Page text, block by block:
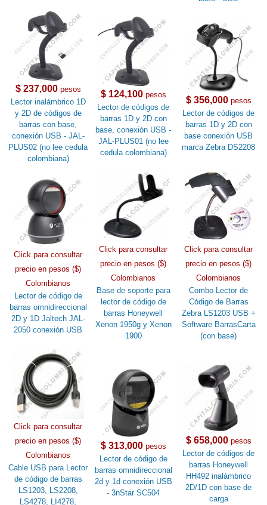
$ 237,000pesos
Lector inalámbrico 1D
y 2D de códigos de
barras con base,
conexión USB - JAL-
PLUS02 (no lee cedula
colombiana)
$ 124,100pesos
Lector de códigos de
barras 1D y 2D con
base, conexión USB -
JAL-PLUS01 (no lee
cedula colombiana)
$ 356,000pesos
Lector de códigos de
barras 1D y 2D con
base conexión USB
marca Zebra DS2208
Click para consultar
precio en pesos ($)
Colombianos
Lector de código de
barras omnidireccional
2D y 1D Jaltech JAL-
2050 conexión USB
Click para consultar
precio en pesos ($)
Colombianos
Base de soporte para
lector de código de
barras Honeywell
Xenon 1950g y Xenon
1900
Click para consultar
precio en pesos ($)
Colombianos
Combo Lector de
Código de Barras
Zebra LS1203 USB +
Software BarrasCarta
(con base)
Click para consultar
precio en pesos ($)
Colombianos
Cable USB para Lector
de código de barras
LS1203, LS2208,
LS4278, LI4278,
$ 313,000pesos
Lector de código de
barras omnidireccional
2d y 1d conexión USB
- 3nStar SC504
$ 658,000pesos
Lector de códigos de
barras Honeywell
HH492 inalámbrico
2D/1D con base de
carga